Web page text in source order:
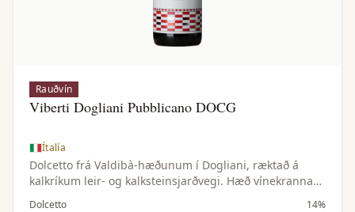
Rauðvín
Viberti Dogliani Pubblicano DOCG
Ítalía
Dolcetto frá Valdibà-hæðunum í Dogliani, ræktað á
kalkríkum leir- og kalksteinsjarðvegi. Hæð vínekranna
gefur víninu lifandi sýru og ferskan keim.
Dolcetto 14%